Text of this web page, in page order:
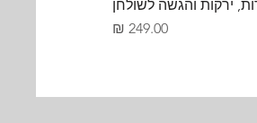
ירקות והגשה לשולחן
מחיר